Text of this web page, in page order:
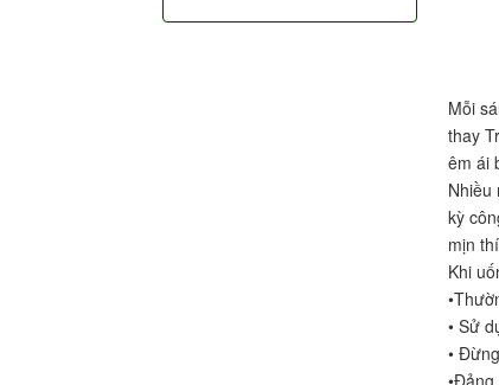
Mỗi
thay
êm ái
Nhiều
kỳ
mịn
Khi
• Sử
•